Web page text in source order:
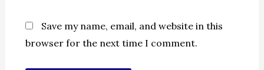
Save my name, email, and website in this
browser for the next time I comment.